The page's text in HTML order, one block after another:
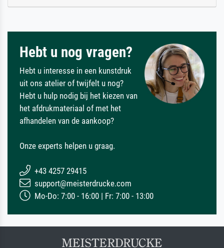
Hebt u nog vragen?
Hebt u interesse in een kunstdruk
uit ons atelier of twijfelt u nog?
Hebt u hulp nodig bij het kiezen van
het afdrukmateriaal of met het
afhandelen van de aankoop?
Onze experts helpen u graag.
+43 4257 29415
support@meisterdrucke.com
Mo-Do: 7:00 - 16:00 | Fr: 7:00 - 13:00